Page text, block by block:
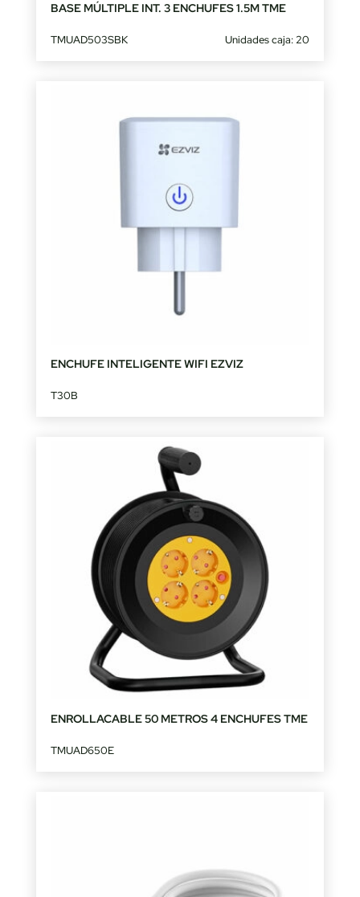
BASE MÚLTIPLE INT. 3 ENCHUFES 1.5M TME
TMUAD503SBK Unidades caja: 20
ENCHUFE INTELIGENTE WIFI EZVIZ
T30B
ENROLLACABLE 50 METROS 4 ENCHUFES TME
TMUAD650E